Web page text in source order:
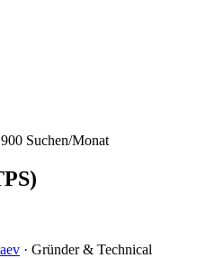
Suchen/Monat
· Gründer & Technical